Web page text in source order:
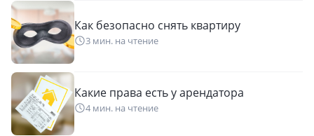
Как безопасно снять квартиру
3 мин. на чтение
Какие права есть у арендатора
4 мин. на чтение